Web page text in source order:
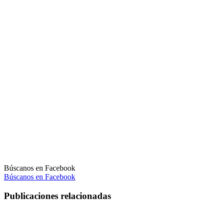
Búscanos en Facebook
Búscanos en Facebook
Publicaciones relacionadas